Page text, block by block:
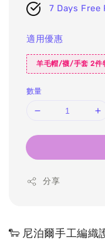
7 Days Free
適用優惠
羊毛帽/襪/手套 2件
數量
分享
🐑 尼泊爾手工編織